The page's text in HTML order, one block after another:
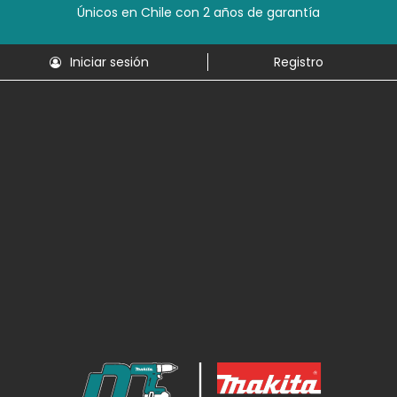
Únicos en Chile con 2 años de garantía
Iniciar sesión Registro